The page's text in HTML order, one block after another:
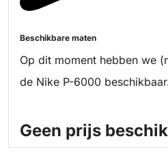
Beschikbare maten
Op dit moment hebben we
de Nike P-6000
Geen prijs